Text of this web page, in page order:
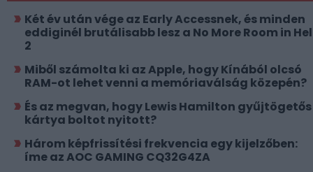
Két év után vége az Early Accessnek, és minden
eddiginél brutálisabb lesz a No More Room in
2
Miből számolta ki az Apple, hogy Kínából olcsó
RAM-ot lehet venni a memóriaválság közepén?
És az megvan, hogy Lewis Hamilton gyűjtögetős
kártya boltot nyitott?
Három képfrissítési frekvencia egy kijelzőben:
íme az AOC GAMING CQ32G4ZA